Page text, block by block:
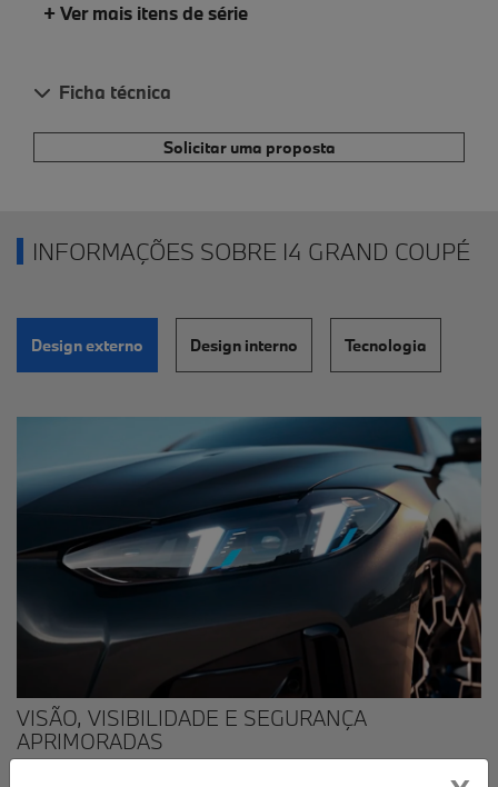
+ Ver mais itens de série
Ficha técnica
Solicitar uma proposta
INFORMAÇÕES SOBRE I4 GRAND COUPÉ
Design externo Design interno Tecnologia
VISÃO, VISIBILIDADE E SEGURANÇA
APRIMORADAS